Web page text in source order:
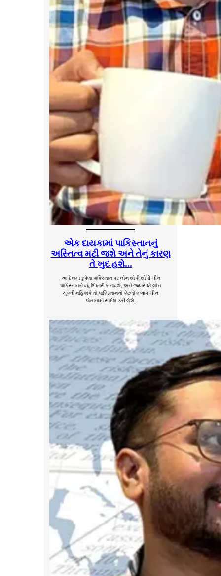
એક દાયકામાં પાકિસ્તાનનું
અસ્તિત્વ મટી જશે અને તેનું કારણ
તે ખુદ હશે…
આ દેવામાં ડૂબેલા પાકિસ્તાન પર લોન થોપી થોપી ચીન
પાકિસ્તાનને વધુ ભિખારી બનાવશે, અને જયારે એ લોન
ચૂકવી નહિ શકે તો પાકિસ્તાનનો કેટલોક ભાગ ચીન
પોતાનામાં સામેલ કરી લેશે.